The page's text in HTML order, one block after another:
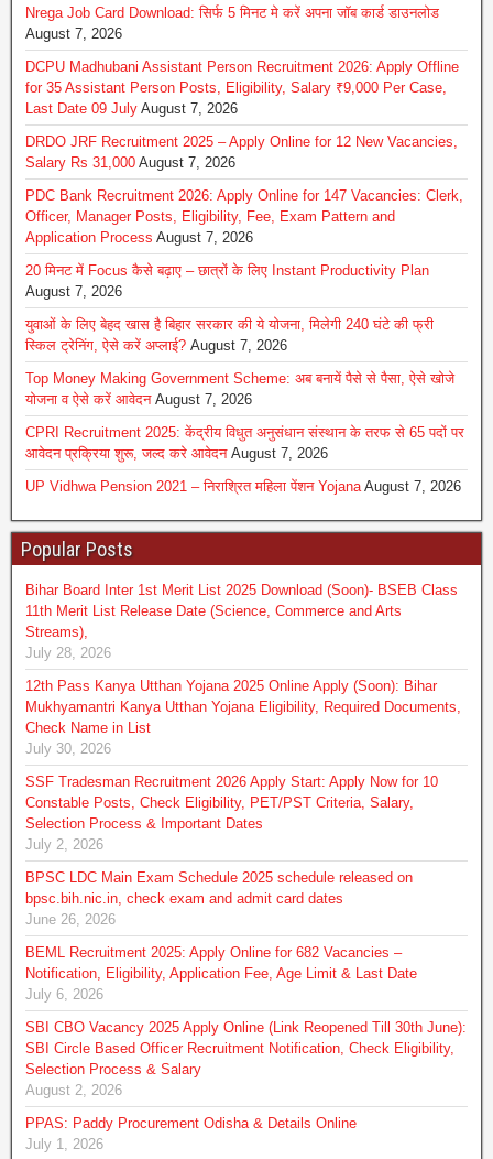
Nrega Job Card Download: सिर्फ 5 मिनट मे करें अपना जॉब कार्ड डाउनलोड
August 7, 2026
DCPU Madhubani Assistant Person Recruitment 2026: Apply Offline
for 35 Assistant Person Posts, Eligibility, Salary ₹9,000 Per Case,
Last Date 09 July August 7, 2026
DRDO JRF Recruitment 2025 – Apply Online for 12 New Vacancies,
Salary Rs 31,000 August 7, 2026
PDC Bank Recruitment 2026: Apply Online for 147 Vacancies: Clerk,
Officer, Manager Posts, Eligibility, Fee, Exam Pattern and
Application Process August 7, 2026
20 मिनट में Focus कैसे बढ़ाए – छात्रों के लिए Instant Productivity Plan
August 7, 2026
युवाओं के लिए बेहद खास है बिहार सरकार की ये योजना, मिलेगी 240 घंटे की फ्री
स्किल ट्रेनिंग, ऐसे करें अप्लाई? August 7, 2026
Top Money Making Government Scheme: अब बनायें पैसे से पैसा, ऐसे खोजे
योजना व ऐसे करें आवेदन August 7, 2026
CPRI Recruitment 2025: केंद्रीय विधुत अनुसंधान संस्थान के तरफ से 65 पदों पर
आवेदन प्रक्रिया शुरू, जल्द करे आवेदन August 7, 2026
UP Vidhwa Pension 2021 – निराश्रित महिला पेंशन Yojana August 7, 2026
Popular Posts
Bihar Board Inter 1st Merit List 2025 Download (Soon)- BSEB Class
11th Merit List Release Date (Science, Commerce and Arts
Streams),
July 28, 2026
12th Pass Kanya Utthan Yojana 2025 Online Apply (Soon): Bihar
Mukhyamantri Kanya Utthan Yojana Eligibility, Required Documents,
Check Name in List
July 30, 2026
SSF Tradesman Recruitment 2026 Apply Start: Apply Now for 10
Constable Posts, Check Eligibility, PET/PST Criteria, Salary,
Selection Process & Important Dates
July 2, 2026
BPSC LDC Main Exam Schedule 2025 schedule released on
bpsc.bih.nic.in, check exam and admit card dates
June 26, 2026
BEML Recruitment 2025: Apply Online for 682 Vacancies –
Notification, Eligibility, Application Fee, Age Limit & Last Date
July 6, 2026
SBI CBO Vacancy 2025 Apply Online (Link Reopened Till 30th June):
SBI Circle Based Officer Recruitment Notification, Check Eligibility,
Selection Process & Salary
August 2, 2026
PPAS: Paddy Procurement Odisha & Details Online
July 1, 2026